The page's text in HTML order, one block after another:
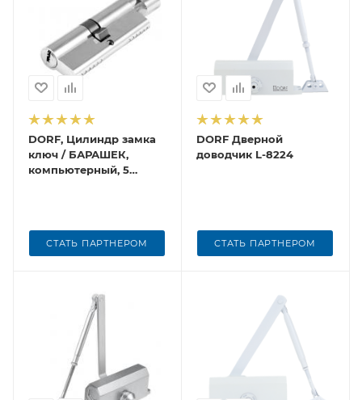
DORF, Цилиндр замка
ключ / БАРАШЕК,
компьютерный, 5
СТАТЬ ПАРТНЕРОМ
DORF Дверной
доводчик L-8224
СТАТЬ ПАРТНЕРОМ